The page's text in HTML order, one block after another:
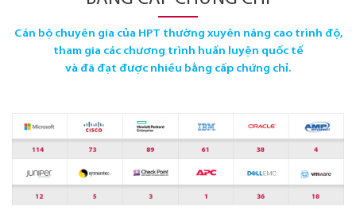
Cán bộ chuyên gia của HPT thường xuyên nâng cao trình độ,
tham gia các chương trình huấn luyện quốc tế
và đã đạt được nhiều bằng cấp chứng chỉ.